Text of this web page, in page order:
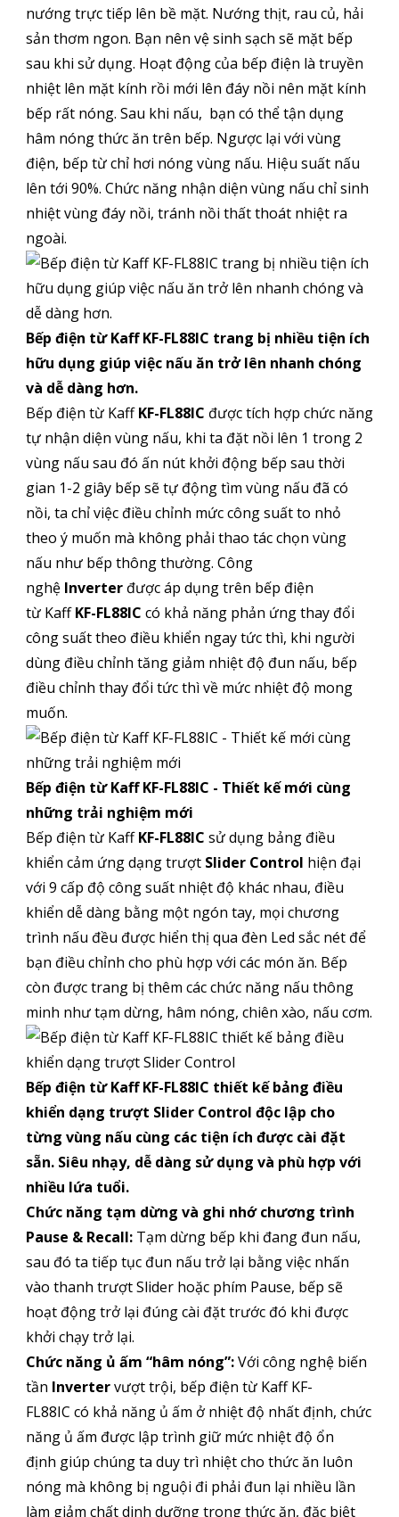
nướng trực tiếp lên bề mặt. Nướng thịt, rau củ, hải
sản thơm ngon. Bạn nên vệ sinh sạch sẽ mặt bếp
sau khi sử dụng. Hoạt động của bếp điện là truyền
nhiệt lên mặt kính rồi mới lên đáy nồi nên mặt kính
bếp rất nóng. Sau khi nấu, bạn có thể tận dụng
hâm nóng thức ăn trên bếp. Ngược lại với vùng
điện, bếp từ chỉ hơi nóng vùng nấu. Hiệu suất nấu
lên tới 90%. Chức năng nhận diện vùng nấu chỉ sinh
nhiệt vùng đáy nồi, tránh nồi thất thoát nhiệt ra
ngoài.
Bếp điện từ Kaff KF-FL88IC trang bị nhiều tiện ích
hữu dụng giúp việc nấu ăn trở lên nhanh chóng
và dễ dàng hơn.
Bếp điện từ KaffKF-FL88IC được tích hợp chức năng
tự nhận diện vùng nấu, khi ta đặt nồi lên 1 trong 2
vùng nấu sau đó ấn nút khởi động bếp sau thời
gian 1-2 giây bếp sẽ tự động tìm vùng nấu đã có
nồi, ta chỉ việc điều chỉnh mức công suất to nhỏ
theo ý muốn mà không phải thao tác chọn vùng
nấu như bếp thông thường. Công
nghệ Inverterđược áp dụng trên bếp điện
từ KaffKF-FL88IC có khả năng phản ứng thay đổi
công suất theo điều khiển ngay tức thì, khi người
dùng điều chỉnh tăng giảm nhiệt độ đun nấu, bếp
điều chỉnh thay đổi tức thì về mức nhiệt độ mong
muốn.
Bếp điện từ Kaff KF-FL88IC - Thiết kế mới cùng
những trải nghiệm mới
Bếp điện từ KaffKF-FL88IC sử dụng bảng điều
khiển cảm ứng dạng trượt Slider Control hiện đại
với 9 cấp độ công suất nhiệt độ khác nhau, điều
khiển dễ dàng bằng một ngón tay, mọi chương
trình nấu đều được hiển thị qua đèn Led sắc nét để
bạn điều chỉnh cho phù hợp với các món ăn. Bếp
còn được trang bị thêm các chức năng nấu thông
minh như tạm dừng, hâm nóng, chiên xào, nấu cơm.
Bếp điện từ Kaff KF-FL88IC thiết kế bảng điều
khiển dạng trượt Slider Control độc lập cho
từng vùng nấu cùng các tiện ích được cài đặt
sẵn. Siêu nhạy, dễ dàng sử dụng và phù hợp với
nhiều lứa tuổi.
Chức năng tạm dừng và ghi nhớ chương trình
Pause & Recall:Tạm dừng bếp khi đang đun nấu,
sau đó ta tiếp tục đun nấu trở lại bằng việc nhấn
vào thanh trượt Slider hoặc phím Pause, bếp sẽ
hoạt động trở lại đúng cài đặt trước đó khi được
khởi chạy trở lại.
Chức năng ủ ấm “hâm nóng”:Với công nghệ biến
tần Invertervượt trội, bếp điện từ Kaff KF-
FL88IC có khả năng ủ ấm ở nhiệt độ nhất định, chức
năng ủ ấm được lập trình giữ mức nhiệt độ ổn
định giúp chúng ta duy trì nhiệt cho thức ăn luôn
nóng mà không bị nguội đi phải đun lại nhiều lần
làm giảm chất dinh dưỡng trong thức ăn, đặc biệt